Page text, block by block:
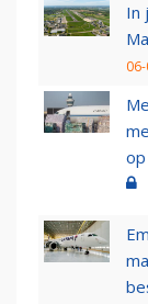
In
op